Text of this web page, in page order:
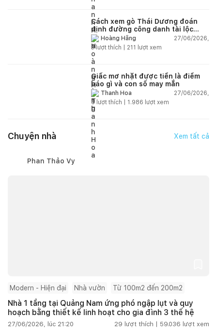
Cách xem gò Thái Dương đoán
định đường công danh tài lộc
theo nhân tướng học
Hoàng Hằng
27/06/2026,
3lượt thích | 211 lượt xem
Giấc mơ nhặt được tiền là điềm
báo gì và con số may mắn
Thanh Hoa
27/06/2026,
6 lượt thích | 1.986 lượt xem
Chuyện nhà Xem tất cả
Phan Thảo Vy
Modern - Hiện đại Nhà vườn Từ 100m2 đến 200m2
Nhà 1 tầng tại Quảng Nam ứng phó ngập lụt và quy
hoạch bằng thiết kế linh hoạt cho gia đình 3 thế hệ
27/06/2026, lúc 21:20 29 lượt thích | 59.036 lượt xem